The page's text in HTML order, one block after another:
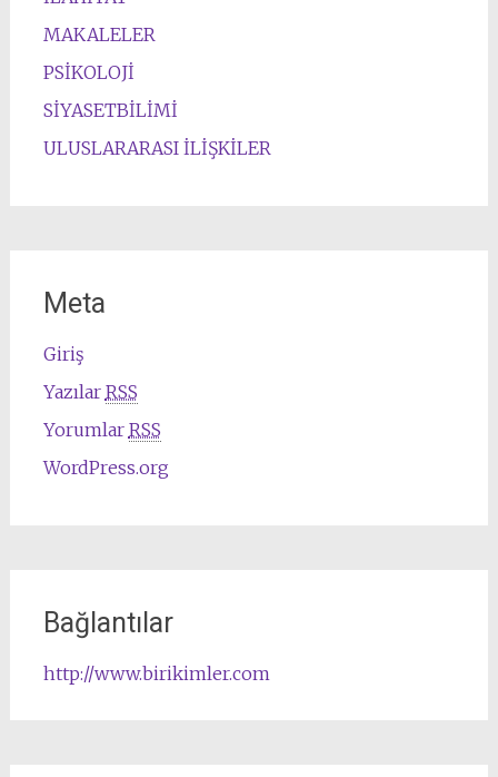
MAKALELER
PSİKOLOJİ
SİYASETBİLİMİ
ULUSLARARASI İLİŞKİLER
Meta
Giriş
Yazılar RSS
Yorumlar RSS
WordPress.org
Bağlantılar
http://www.birikimler.com